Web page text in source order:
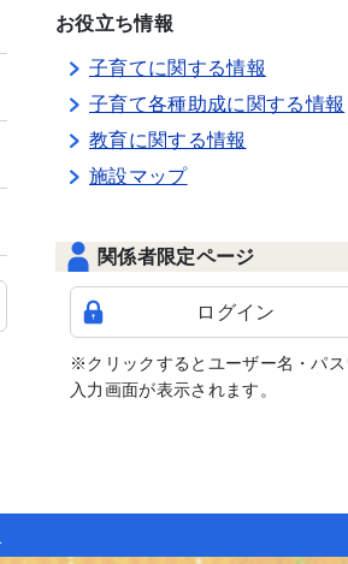
お役立ち情報
子育てに関する情報
子育て各種助成に関する情報
教育に関する情報
施設マップ
関係者限定ページ
ログイン
※クリックするとユーザー名・パス
入力画面が表示されます。